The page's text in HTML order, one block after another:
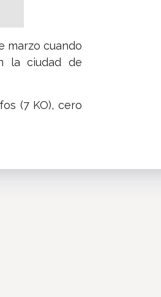
marzo cuando
la ciudad de
(7 KO), cero